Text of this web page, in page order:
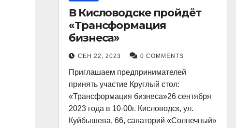
В Кисловодске пройдёт
«Трансформация
бизнеса»
СЕН 22, 2023 0 COMMENTS
Приглашаем предпринимателей
принять участие Круглый стол:
«Трансформация бизнеса»26 сентября
2023 года в 10-00г. Кисловодск, ул.
Куйбышева, 66, санаторий «Солнечный»